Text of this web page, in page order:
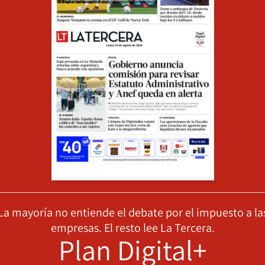
mayoría no entiende el debate por el impuesto a
empresas. El resto lee La Tercera.
Plan Digital+